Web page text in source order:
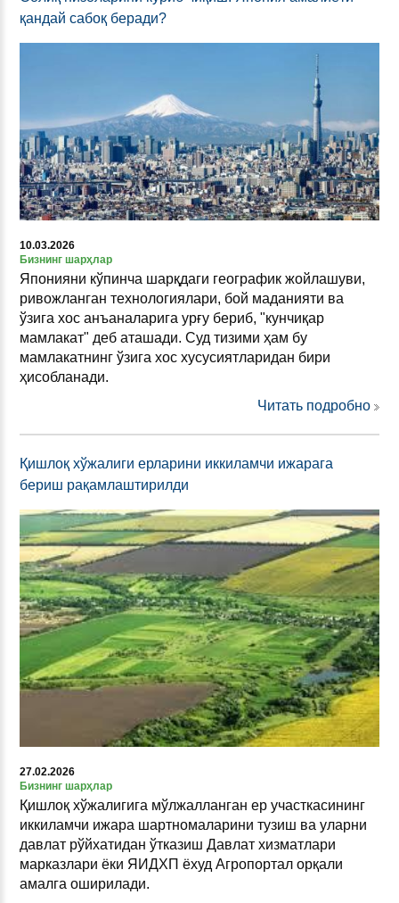
қандай сабоқ беради?
10.03.2026
Бизнинг шарҳлар
Японияни кўпинча шарқдаги географик жойлашуви,
ривожланган технологиялари, бой маданияти ва
ўзига хос анъаналарига урғу бериб, "кунчиқар
мамлакат" деб аташади. Суд тизими ҳам бу
мамлакатнинг ўзига хос хусусиятларидан бири
ҳисобланади.
Читать подробно
Қишлоқ хўжалиги ерларини иккиламчи ижарага
бериш рақамлаштирилди
27.02.2026
Бизнинг шарҳлар
Қишлоқ хўжалигига мўлжалланган ер участкасининг
иккиламчи ижара шартномаларини тузиш ва уларни
давлат рўйхатидан ўтказиш Давлат хизматлари
марказлари ёки ЯИДХП ёхуд Агропортал орқали
амалга оширилади.